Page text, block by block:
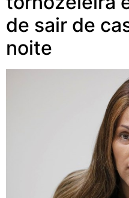
de sair de
noite